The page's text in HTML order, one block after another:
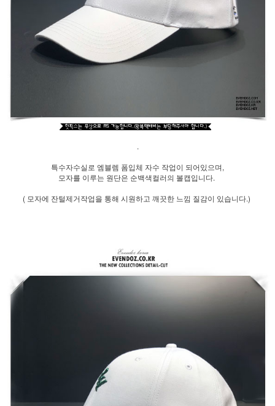
.
특수자수실로 엠블렘 폼입체 자수 작업이 되어있으며,
모자를 이루는 원단은 순백색컬러의 볼캡입니다.
( 모자에 잔털제거작업을 통해 시원하고 깨끗한 느낌 질감이 있습니다.)